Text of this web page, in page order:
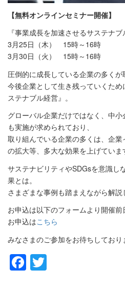
【無料オンラインセミナー開催】
『事業成長を加速させるサステナブ
3月25日（木） 15時～16時
3月30日（火） 15時～16時
圧倒的に成長している企業の多くが
今後企業として生き残っていくた
ステナブル経営』。
グローバル企業だけではなく、中
も実施が求められており、
取り組んでいる企業の多くは、企
の拡大等、多大な効果を上げていま
サステナビリティやSDGsを意識し
果とは。
さまざまな事例も踏まえながら解説
お申込は以下のフォームより開催前
お申込はこちら
みなさまのご参加をお待ちしており
Facebook